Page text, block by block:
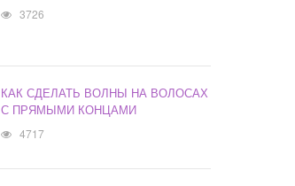
3726
КАК СДЕЛАТЬ ВОЛНЫ НА ВОЛОСАХ
С ПРЯМЫМИ КОНЦАМИ
4717